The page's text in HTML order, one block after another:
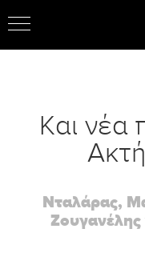
Και νέα
Νταλάρας,